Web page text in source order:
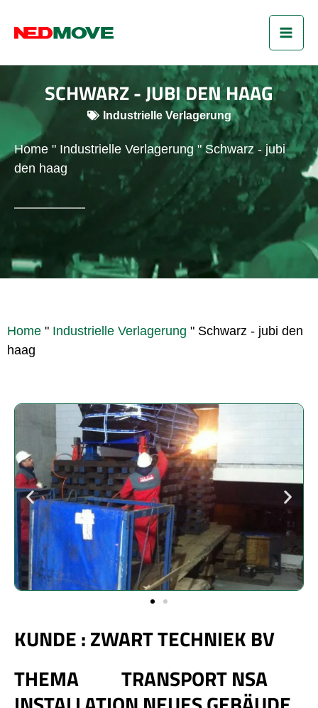
Inhalt
SCHWARZ - JUBI DEN HAAG
Industrielle Verlagerung
Home " Industrielle Verlagerung"Schwarz - jubi
den haag
Home " Industrielle Verlagerung " Schwarz - jubi den
haag
KUNDE :ZWART TECHNIEK BV
THEMA
TRANSPORT NSA